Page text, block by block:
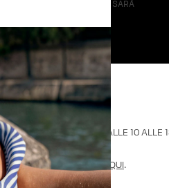
PARTE PIÙ DIFFICILE SARÀ
CONTATTACI
LUNEDÌ A VENERDÌ DALLE 10 ALLE
UTC/GMT +1.
TRAMITE IL MODULOQUI.